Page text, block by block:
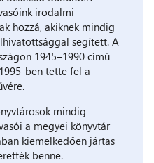
irodalmi
hozzá, akiknek mindig
segített. A
1945–1990 című
ben tette fel a
mindig
a megyei könyvtár
kiemelkedően jártas
benne.